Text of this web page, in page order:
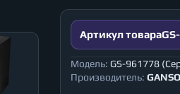
Артикул товара
Модель: GS-961778
Производитель: